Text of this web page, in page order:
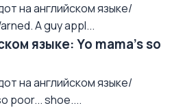
на английском языке/
A guy appl...
языке: Yo mama's so
на английском языке/
poor... shoe....